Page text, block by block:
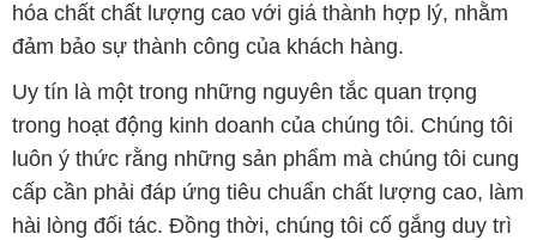
hóa chất chất lượng cao với giá thành hợp lý, nhằm
đảm bảo sự thành công của khách hàng.
Uy tín là một trong những nguyên tắc quan trọng
trong hoạt động kinh doanh của chúng tôi. Chúng tôi
luôn ý thức rằng những sản phẩm mà chúng tôi cung
cấp cần phải đáp ứng tiêu chuẩn chất lượng cao, làm
hài lòng đối tác. Đồng thời, chúng tôi cố gắng duy trì